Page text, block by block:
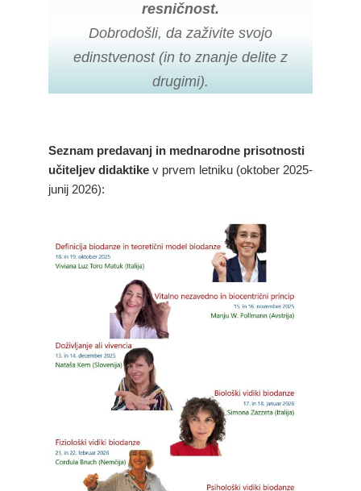
resničnost.
Dobrodošli, da zaživite svojo
edinstvenost (in to znanje delite z
drugimi).
Seznam predavanj in mednarodne prisotnosti
učiteljev didaktike v prvem letniku (oktober 2025-
junij 2026):